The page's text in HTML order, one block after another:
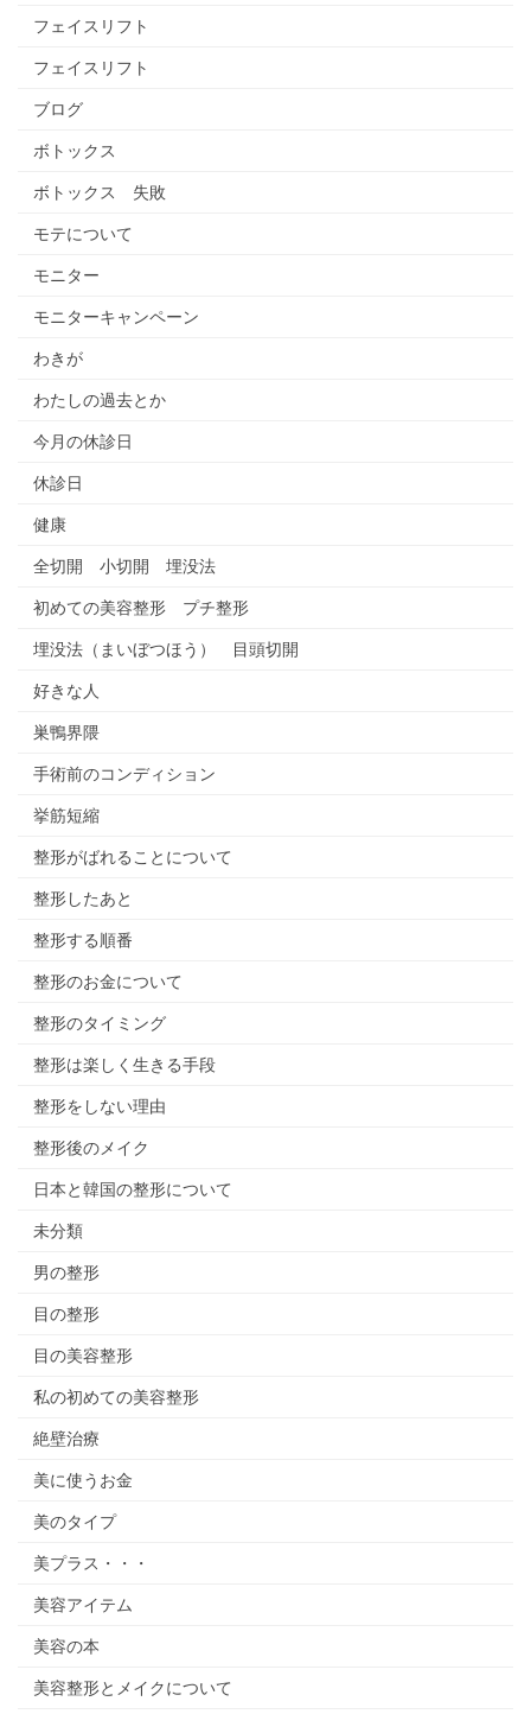
フェイスリフト
フェイスリフト
ブログ
ボトックス
ボトックス 失敗
モテについて
モニター
モニターキャンペーン
わきが
わたしの過去とか
今月の休診日
休診日
健康
全切開 小切開 埋没法
初めての美容整形 プチ整形
埋没法（まいぼつほう） 目頭切開
好きな人
巣鴨界隈
手術前のコンディション
挙筋短縮
整形がばれることについて
整形したあと
整形する順番
整形のお金について
整形のタイミング
整形は楽しく生きる手段
整形をしない理由
整形後のメイク
日本と韓国の整形について
未分類
男の整形
目の整形
目の美容整形
私の初めての美容整形
絶壁治療
美に使うお金
美のタイプ
美プラス・・・
美容アイテム
美容の本
美容整形とメイクについて